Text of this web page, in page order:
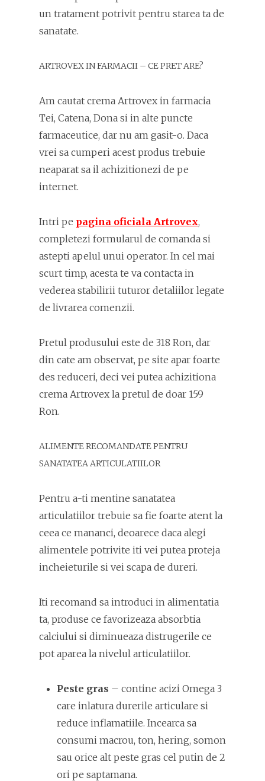
un tratament potrivit pentru starea ta de
sanatate.
ARTROVEX IN FARMACII – CE PRET ARE?
Am cautat crema Artrovex in farmacia
Tei, Catena, Dona si in alte puncte
farmaceutice, dar nu am gasit-o. Daca
vrei sa cumperi acest produs trebuie
neaparat sa il achizitionezi de pe
internet.
Intri pe pagina oficiala Artrovex,
completezi formularul de comanda si
astepti apelul unui operator. In cel mai
scurt timp, acesta te va contacta in
vederea stabilirii tuturor detaliilor legate
de livrarea comenzii.
Pretul produsului este de 318 Ron, dar
din cate am observat, pe site apar foarte
des reduceri, deci vei putea achizitiona
crema Artrovex la pretul de doar 159
Ron.
ALIMENTE RECOMANDATE PENTRU
SANATATEA ARTICULATIILOR
Pentru a-ti mentine sanatatea
articulatiilor trebuie sa fie foarte atent la
ceea ce mananci, deoarece daca alegi
alimentele potrivite iti vei putea proteja
incheieturile si vei scapa de dureri.
Iti recomand sa introduci in alimentatia
ta, produse ce favorizeaza absorbtia
calciului si diminueaza distrugerile ce
pot aparea la nivelul articulatiilor.
Peste gras – contine acizi Omega 3
care inlatura durerile articulare si
reduce inflamatiile. Incearca sa
consumi macrou, ton, hering, somon
sau orice alt peste gras cel putin de 2
ori pe saptamana.